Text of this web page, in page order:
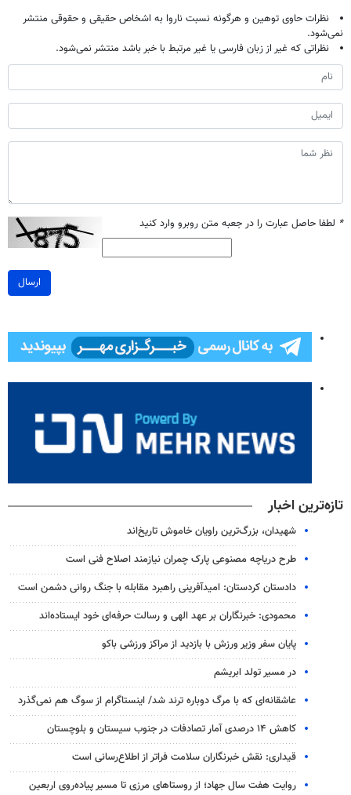
نظرات حاوی توهین و هرگونه نسبت ناروا به اشخاص حقیقی و حقوقی منتشر
نمی‌شود.
نظراتی که غیر از زبان فارسی یا غیر مرتبط با خبر باشد منتشر نمی‌شود.
* لطفا حاصل عبارت را در جعبه متن روبرو وارد کنید
ارسال
تازه‌ترین اخبار
شهیدان، بزرگ‌ترین راویان خاموش تاریخ‌اند
طرح دریاچه مصنوعی پارک چمران نیازمند اصلاح فنی است
دادستان کردستان: امیدآفرینی راهبرد مقابله با جنگ روانی دشمن است
محمودی: خبرنگاران بر عهد الهی و رسالت حرفه‌ای خود ایستاده‌اند
پایان سفر وزیر ورزش با بازدید از مراکز ورزشی باکو
در مسیر تولد ابریشم
عاشقانه‌ای که با مرگ دوباره ترند شد/ اینستاگرام از سوگ هم نمی‌گذرد
کاهش ۱۴ درصدی آمار تصادفات در جنوب سیستان و بلوچستان
قیداری: نقش خبرنگاران سلامت فراتر از اطلاع‌رسانی است
روایت هفت سال جهاد؛ از روستاهای مرزی تا مسیر پیاده‌روی اربعین